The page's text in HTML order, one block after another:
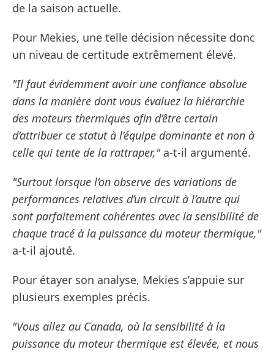
de la saison actuelle.
Pour Mekies, une telle décision nécessite donc
un niveau de certitude extrêmement élevé.
"Il faut évidemment avoir une confiance absolue
dans la manière dont vous évaluez la hiérarchie
des moteurs thermiques afin d’être certain
d’attribuer ce statut à l’équipe dominante et non à
celle qui tente de la rattraper,"a-t-il argumenté.
"Surtout lorsque l’on observe des variations de
performances relatives d’un circuit à l’autre qui
sont parfaitement cohérentes avec la sensibilité de
chaque tracé à la puissance du moteur thermique,"
a-t-il ajouté.
Pour étayer son analyse, Mekies s’appuie sur
plusieurs exemples précis.
"Vous allez au Canada, où la sensibilité à la
puissance du moteur thermique est élevée, et nous